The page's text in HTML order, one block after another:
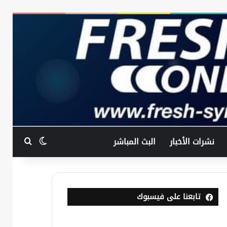
نشرات الأخبار البث المباشر الوضعبحث
تابعنا على فيسبوك